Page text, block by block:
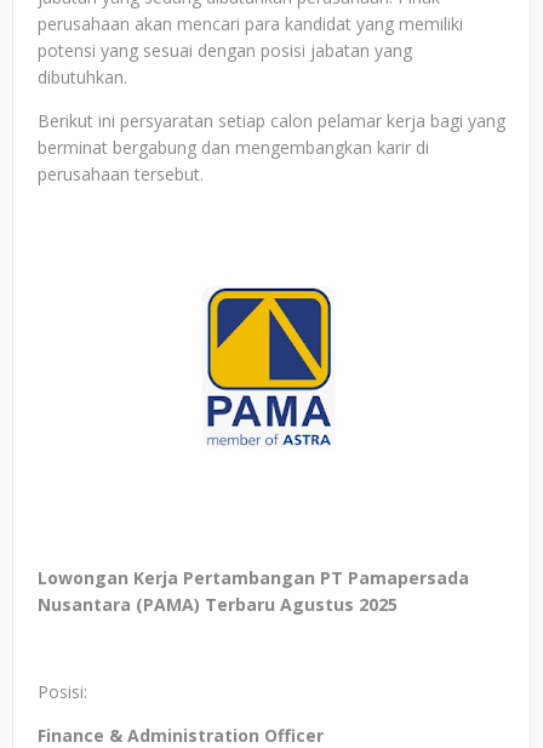
perusahaan akan mencari para kandidat yang memiliki
potensi yang sesuai dengan posisi jabatan yang
dibutuhkan.
Berikut ini persyaratan setiap calon pelamar kerja bagi yang
berminat bergabung dan mengembangkan karir di
perusahaan tersebut.
Lowongan Kerja Pertambangan PT Pamapersada
Nusantara (PAMA) Terbaru Agustus 2025
Posisi:
Finance & Administration Officer